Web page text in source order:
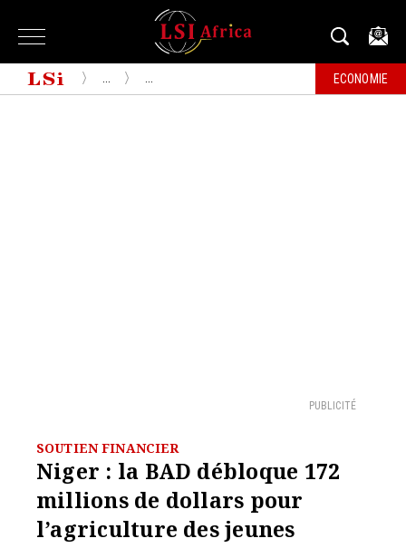
ECONOMIE
PUBLICITÉ
SOUTIEN FINANCIER
Niger : la BAD débloque 172
millions de dollars pour
l’agriculture des jeunes